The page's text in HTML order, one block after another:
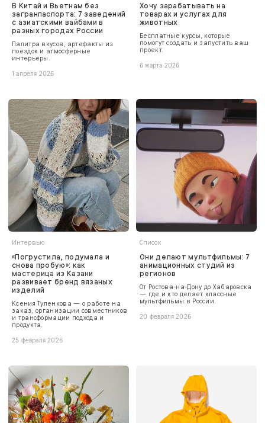
В Китай и Вьетнам без
загранпаспорта: 7 заведений
с азиатскими вайбами в
разных городах России
Палитра вкусов, артефакты из
поездок и атмосферные
интерьеры.
1 апреля 2026
Хочу зарабатывать на
товарах и услугах для
животных
Бесплатные курсы, которые
помогут создать и запустить ваш
проект.
6 марта 2026
Интервью
«Погрустила, подумала и
снова пробую»: как
мастерица из Казани
развивает бренд вязаных
изделий
Ксения Туленкова — о работе на
заказ, организации совместников
и трансформации подхода и
продукта.
25 февраля 2026
Список
Они делают мультфильмы: 7
анимационных студий из
регионов
От Ростова-на-Дону до Хабаровска
— где и кто делает классные
мультфильмы в России.
20 февраля 2026